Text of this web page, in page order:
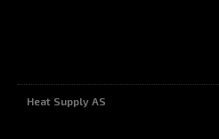
Heat Supply AS